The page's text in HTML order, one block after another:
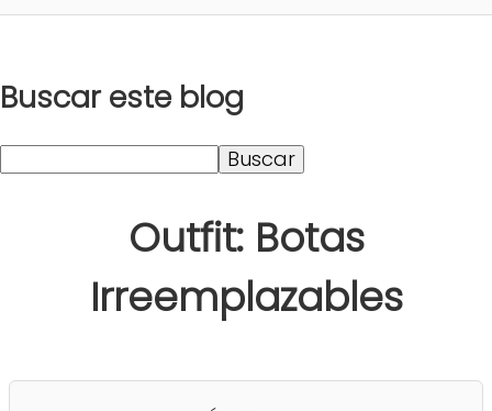
Buscar este blog
Outfit: Botas
Irreemplazables